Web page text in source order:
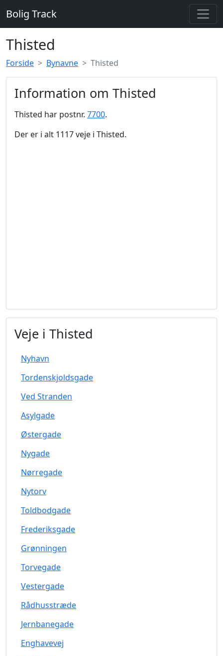
Bolig Track
Thisted
Forside Bynavne Thisted
Information om Thisted
Thisted har postnr. 7700.
Der er i alt 1117 veje i Thisted.
Veje i Thisted
Nyhavn
Tordenskjoldsgade
Ved Stranden
Asylgade
Østergade
Nygade
Nørregade
Nytorv
Toldbodgade
Frederiksgade
Grønningen
Torvegade
Vestergade
Rådhusstræde
Jernbanegade
Enghavevej